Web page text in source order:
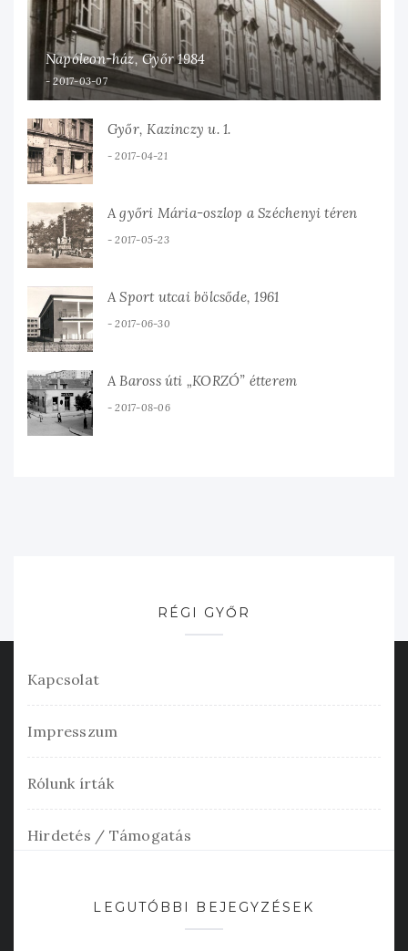
Napóleon-ház, Győr 1984
2017-03-07
Győr, Kazinczy u. 1.
2017-04-21
A győri Mária-oszlop a Széchenyi téren
2017-05-23
A Sport utcai bölcsőde, 1961
2017-06-30
A Baross úti „KORZÓ” étterem
2017-08-06
RÉGI GYŐR
Kapcsolat
Impresszum
Rólunk írták
Hirdetés / Támogatás
LEGUTÓBBI BEJEGYZÉSEK